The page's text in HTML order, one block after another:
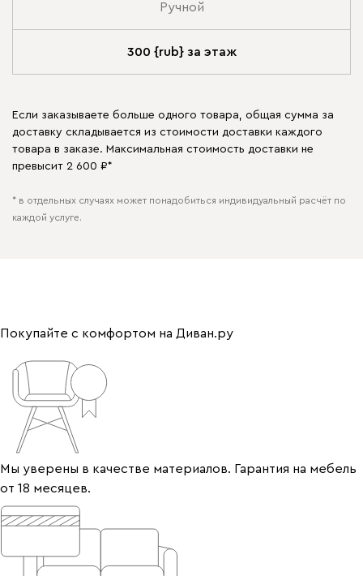
Ручной
300 {rub} за этаж
Если заказываете больше одного товара, общая сумма за
доставку складывается из стоимости доставки каждого
товара в заказе. Максимальная стоимость доставки не
превысит 2 600 ₽*
* в отдельных случаях может понадобиться индивидуальный расчёт по
каждой услуге.
Покупайте с комфортом на Диван.ру
Мы уверены в качестве материалов. Гарантия на мебель
от 18 месяцев.